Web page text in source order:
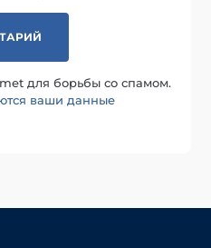
для борьбы со спамом.
ваши данные